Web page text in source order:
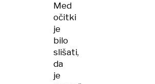
Med
očitki
je
bilo
slišati,
da
je